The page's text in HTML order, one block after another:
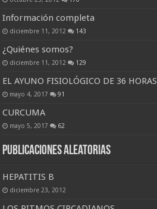
Información completa
diciembre 11, 2012 143
¿Quiénes somos?
diciembre 11, 2012 129
EL AYUNO FISIOLÓGICO DE 36 HORAS
mayo 4, 2017 91
CURCUMA
mayo 5, 2017 62
Publicaciones Aleatorias
HEPATITIS B
diciembre 23, 2012